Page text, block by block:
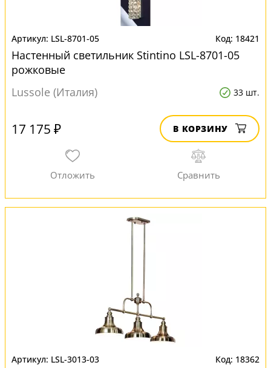
LSL-8701-05 18421
Настенный светильник Stintino LSL-8701-05
рожковые
Lussole (Италия)
33 шт.
17 175 ₽ В КОРЗИНУ
LSL-3013-03 18362